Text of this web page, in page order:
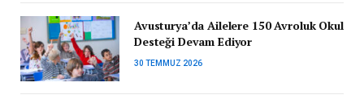
Avusturya’da Ailelere 150 Avroluk Okul
Desteği Devam Ediyor
30 TEMMUZ 2026